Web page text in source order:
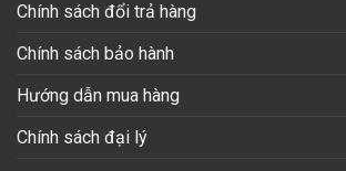
Chính sách đổi trả hàng
Chính sách bảo hành
Hướng dẫn mua hàng
Chính sách đại lý